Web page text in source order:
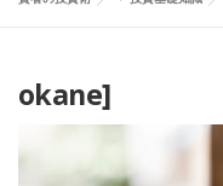
okane]